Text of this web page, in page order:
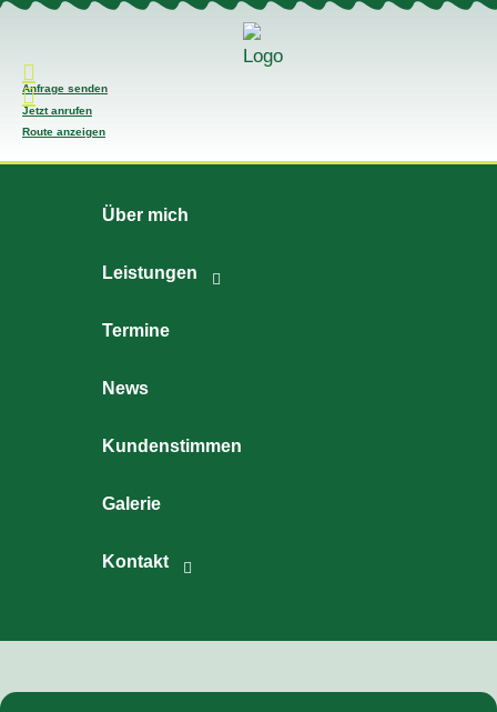
Anfrage senden
Jetzt anrufen
Route anzeigen
Über mich
Leistungen
Termine
News
Kundenstimmen
Galerie
Kontakt